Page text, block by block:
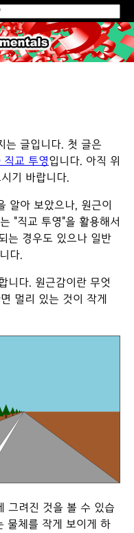
는 글입니다. 첫 글은
직교 투영입니다. 아직 위
기 바랍니다.
알아 보았으나, 원근이
"직교 투영"을 활용해서
는 경우도 있으나 일반
다.
니다. 원근감이란 무엇
멀리 있는 것이 작게
그려진 것을 볼 수 있습
물체를 작게 보이게 하